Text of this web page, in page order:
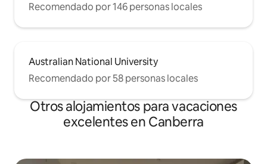
Recomendado por 146 personas locales
Australian National University
Recomendado por 58 personas locales
Otros alojamientos para vacaciones
excelentes en Canberra